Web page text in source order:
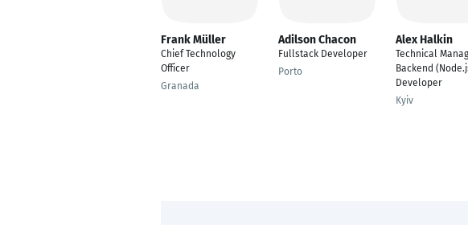
Frank Müller
Chief Technology
Officer
Granada
Adilson Chacon
Fullstack Developer
Porto
Alex Halkin
Technical
Backend
Developer
Kyiv